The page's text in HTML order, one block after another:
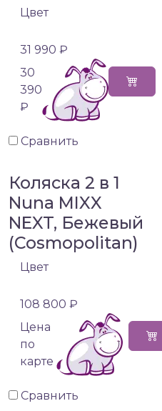
Цвет
31 990 ₽
30
390
₽
Сравнить
Коляска 2 в 1
Nuna MIXX
NEXT, Бежевый
(Cosmopolitan)
Цвет
108 800 ₽
Цена
по
карте
Сравнить